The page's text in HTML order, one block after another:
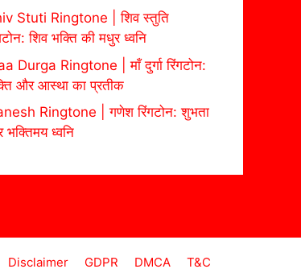
Stuti Ringtone | शिव स्तुति
शिव भक्ति की मधुर ध्वनि
Durga Ringtone | माँ दुर्गा रिंगटोन:
और आस्था का प्रतीक
Ringtone | गणेश रिंगटोन: शुभता
ध्वनि
Disclaimer GDPR DMCA T&C